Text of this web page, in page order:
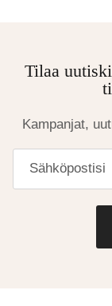
Tilaa
Kampanjat,